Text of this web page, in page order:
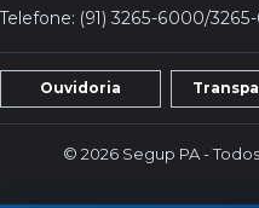
Telefone: (91) 3265-6000/
Ouvidoria
© 2026 Segup PA -